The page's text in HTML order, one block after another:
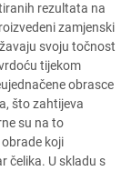
rezultata na
zamjenski
svoju točnost
tijekom
obrasce
što zahtijeva
su na to
koji
čelika. U skladu s